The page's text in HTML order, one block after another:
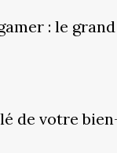
: le
de votre